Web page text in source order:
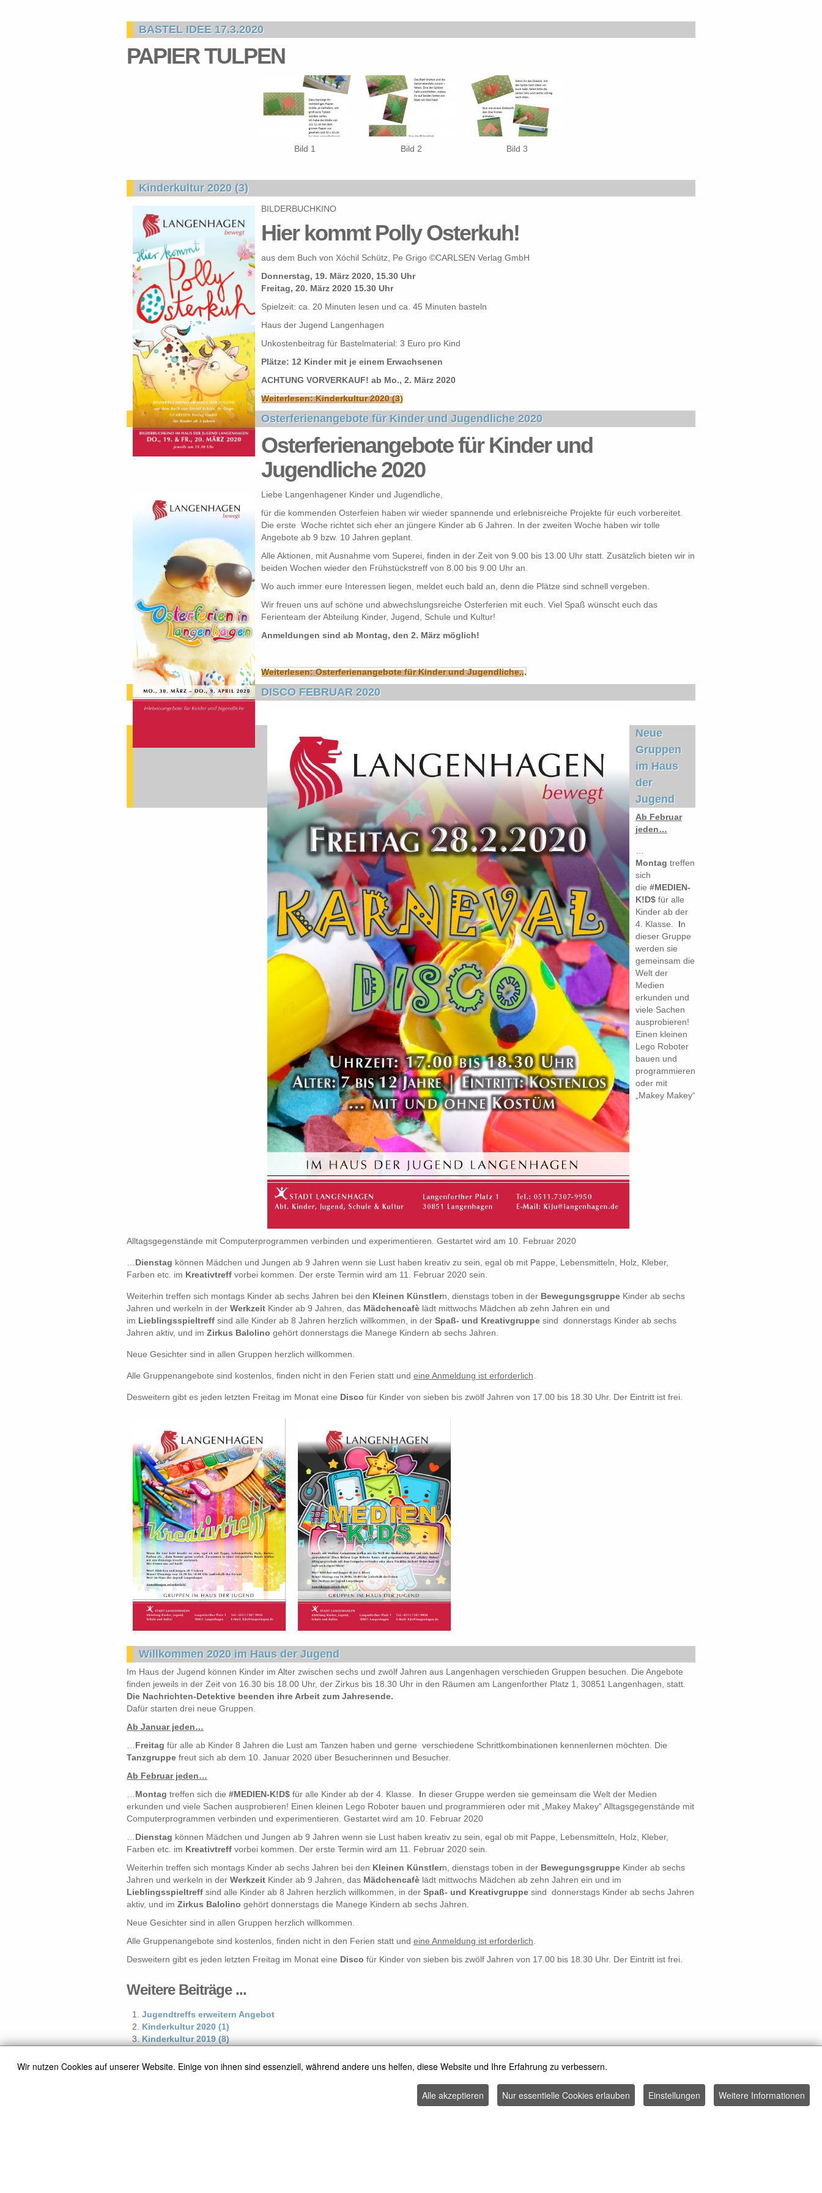
BASTEL IDEE 17.3.2020
PAPIER TULPEN
Bild 1 Bild 2 Bild 3
Kinderkultur 2020 (3)
BILDERBUCHKINO
Hier kommt Polly Osterkuh!
aus dem Buch von Xóchil Schütz, Pe Grigo ©CARLSEN Verlag GmbH
Donnerstag, 19. März 2020, 15.30 Uhr
Freitag, 20. März 2020 15.30 Uhr
Spielzeit: ca. 20 Minuten lesen und ca. 45 Minuten basteln
Haus der Jugend Langenhagen
Unkostenbeitrag für Bastelmaterial: 3 Euro pro Kind
Plätze: 12 Kinder mit je einem Erwachsenen
ACHTUNG VORVERKAUF! ab Mo., 2. März 2020
Weiterlesen: Kinderkultur 2020 (3)
Osterferienangebote für Kinder und Jugendliche 2020
Osterferienangebote für Kinder und
Jugendliche 2020
Liebe Langenhagener Kinder und Jugendliche,
für die kommenden Osterfeien haben wir wieder spannende und erlebnisreiche Projekte für euch vorbereitet.
Die erste Woche richtet sich eher an jüngere Kinder ab 6 Jahren. In der zweiten Woche haben wir tolle
Angebote ab 9 bzw. 10 Jahren geplant.
Alle Aktionen, mit Ausnahme vom Superei, finden in der Zeit von 9.00 bis 13.00 Uhr statt. Zusätzlich bieten wir in
beiden Wochen wieder den Frühstückstreff von 8.00 bis 9.00 Uhr an.
Wo auch immer eure Interessen liegen, meldet euch bald an, denn die Plätze sind schnell vergeben.
Wir freuen uns auf schöne und abwechslungsreiche Osterferien mit euch. Viel Spaß wünscht euch das
Ferienteam der Abteilung Kinder, Jugend, Schule und Kultur!
Anmeldungen sind ab Montag, den 2. März möglich!
Weiterlesen: Osterferienangebote für Kinder und Jugendliche...
DISCO FEBRUAR 2020
Neue
Gruppen
im Haus
der
Jugend
Ab Februar
jeden…
Montag treffen
sich
die #MEDIEN-
K!D$ für alle
Kinder ab der
4. Klasse.
In
dieser Gruppe
werden sie
gemeinsam die
Welt der
Medien
erkunden und
viele Sachen
ausprobieren!
Einen kleinen
Lego Roboter
bauen und
programmieren
oder mit
„Makey Makey“
Alltagsgegenstände mit Computerprogrammen verbinden und experimentieren. Gestartet wird am 10. Februar 2020
Dienstag können Mädchen und Jungen ab 9 Jahren wenn sie Lust haben kreativ zu sein, egal ob mit Pappe, Lebensmitteln, Holz, Kleber,
Farben etc. im Kreativtreff vorbei kommen. Der erste Termin wird am 11. Februar 2020 sein.
Weiterhin treffen sich montags Kinder ab sechs Jahren bei den Kleinen Künstlern, dienstags toben in der Bewegungsgruppe Kinder ab sechs
Jahren und werkeln in der Werkzeit Kinder ab 9 Jahren, das Mädchencafè lädt mittwochs Mädchen ab zehn Jahren ein und
im Lieblingsspieltreff sind alle Kinder ab 8 Jahren herzlich willkommen, in der Spaß- und Kreativgruppe sind donnerstags Kinder ab sechs
Jahren aktiv, und im Zirkus Balolino gehört donnerstags die Manege Kindern ab sechs Jahren.
Neue Gesichter sind in allen Gruppen herzlich willkommen.
Alle Gruppenangebote sind kostenlos, finden nicht in den Ferien statt und eine Anmeldung ist erforderlich
Desweitern gibt es jeden letzten Freitag im Monat eine Disco für Kinder von sieben bis zwölf Jahren von 17.00 bis 18.30 Uhr. Der Eintritt ist frei.
Willkommen 2020 im Haus der Jugend
Im Haus der Jugend können Kinder im Alter zwischen sechs und zwölf Jahren aus Langenhagen verschieden Gruppen besuchen. Die Angebote
finden jeweils in der Zeit von 16.30 bis 18.00 Uhr, der Zirkus bis 18.30 Uhr in den Räumen am Langenforther Platz 1, 30851 Langenhagen, statt.
Die Nachrichten-Detektive beenden ihre Arbeit zum Jahresende.
Dafür starten drei neue Gruppen.
Ab Januar jeden…
Freitag für alle ab Kinder 8 Jahren die Lust am Tanzen haben und gerne verschiedene Schrittkombinationen kennenlernen möchten. Die
Tanzgruppe freut sich ab dem 10. Januar 2020 über Besucherinnen und Besucher.
Ab Februar jeden…
Montag treffen sich die #MEDIEN-K!D$ für alle Kinder ab der 4. Klasse. In dieser Gruppe werden sie gemeinsam die Welt der Medien
erkunden und viele Sachen ausprobieren! Einen kleinen Lego Roboter bauen und programmieren oder mit „Makey Makey“ Alltagsgegenstände mit
Computerprogrammen verbinden und experimentieren. Gestartet wird am 10. Februar 2020
Dienstag können Mädchen und Jungen ab 9 Jahren wenn sie Lust haben kreativ zu sein, egal ob mit Pappe, Lebensmitteln, Holz, Kleber,
Farben etc. im Kreativtreff vorbei kommen. Der erste Termin wird am 11. Februar 2020 sein.
Weiterhin treffen sich montags Kinder ab sechs Jahren bei den Kleinen Künstlern, dienstags toben in der Bewegungsgruppe Kinder ab sechs
Jahren und werkeln in der Werkzeit Kinder ab 9 Jahren, das Mädchencafè lädt mittwochs Mädchen ab zehn Jahren ein und im
Lieblingsspieltreff sind alle Kinder ab 8 Jahren herzlich willkommen, in der Spaß- und Kreativgruppe sind donnerstags Kinder ab sechs Jahren
aktiv, und im Zirkus Balolino gehört donnerstags die Manege Kindern ab sechs Jahren.
Neue Gesichter sind in allen Gruppen herzlich willkommen.
Alle Gruppenangebote sind kostenlos, finden nicht in den Ferien statt und eine Anmeldung ist erforderlich
Desweitern gibt es jeden letzten Freitag im Monat eine Disco für Kinder von sieben bis zwölf Jahren von 17.00 bis 18.30 Uhr. Der Eintritt ist frei.
Weitere Beiträge ...
Jugendtreffs erweitern Angebot
Kinderkultur 2020 (1)
Kinderkultur 2019 (8)
Juleica Party 2019
Der erste Schritt auf dem Weg zu einer kommunalen Jugendbeteiligung
Wir nutzen Cookies auf unserer Website. Einige von ihnen sind essenziell, während andere uns helfen, diese Website und Ihre Erfahrung zu verbessern.
Alle akzeptieren Nur essentielle Cookies erlauben Einstellungen Weitere Informationen